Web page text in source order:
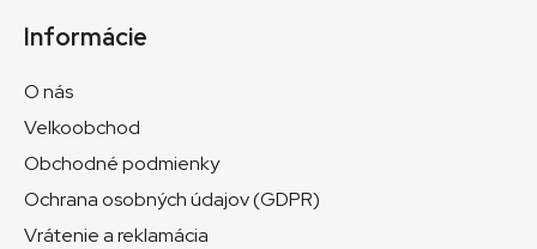
Informácie
O nás
Velkoobchod
Obchodné podmienky
Ochrana osobných údajov (GDPR)
Vrátenie a reklamácia